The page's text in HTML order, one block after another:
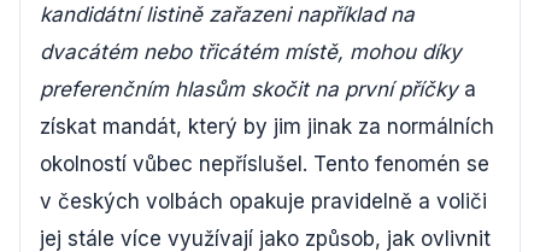
kandidátní listině zařazeni například na
dvacátém nebo třicátém místě, mohou díky
preferenčním hlasům skočit na první příčkya
získat mandát, který by jim jinak za normálních
okolností vůbec nepříslušel. Tento fenomén se
v českých volbách opakuje pravidelně a voliči
jej stále více využívají jako způsob, jak ovlivnit